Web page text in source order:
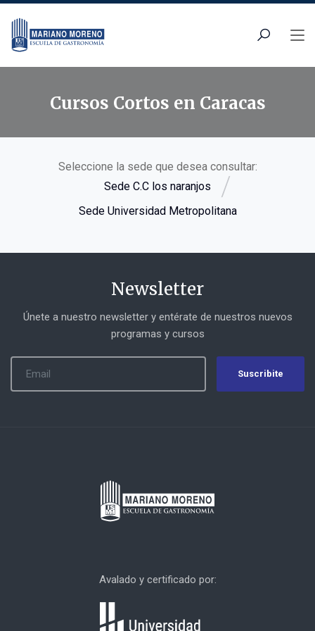
Cursos Cortos en Caracas
Seleccione la sede que desea consultar:
Sede C.C los naranjos
Sede Universidad Metropolitana
Newsletter
Únete a nuestro newsletter y entérate de nuestros nuevos
programas y cursos
Suscribite
Avalado y certificado por: